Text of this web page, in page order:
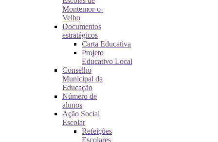
Montemor-o-
Velho
Documentos
estratégicos
Carta Educativa
Projeto
Educativo Local
Conselho
Municipal da
Educação
Número de
alunos
Ação Social
Escolar
Refeições
Escolares